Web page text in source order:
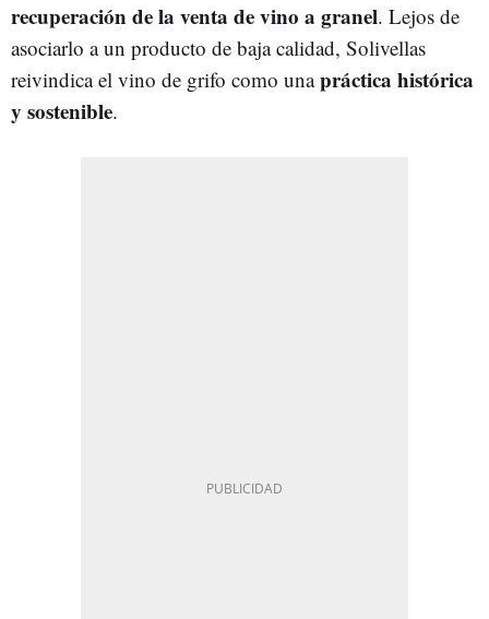
recuperación de la venta de vino a granel. Lejos de
asociarlo a un producto de baja calidad, Solivellas
reivindica el vino de grifo como unapráctica histórica
y sostenible.